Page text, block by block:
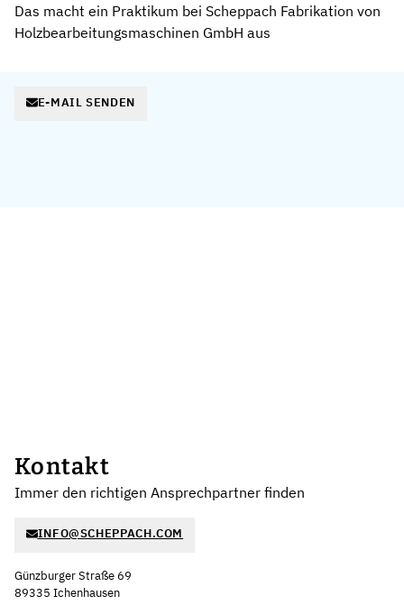
Das macht ein Praktikum bei Scheppach Fabrikation von
Holzbearbeitungsmaschinen GmbH aus
E-MAIL SENDEN
Kontakt
Immer den richtigen Ansprechpartner finden
INFO@SCHEPPACH.COM
Günzburger Straße 69
89335 Ichenhausen